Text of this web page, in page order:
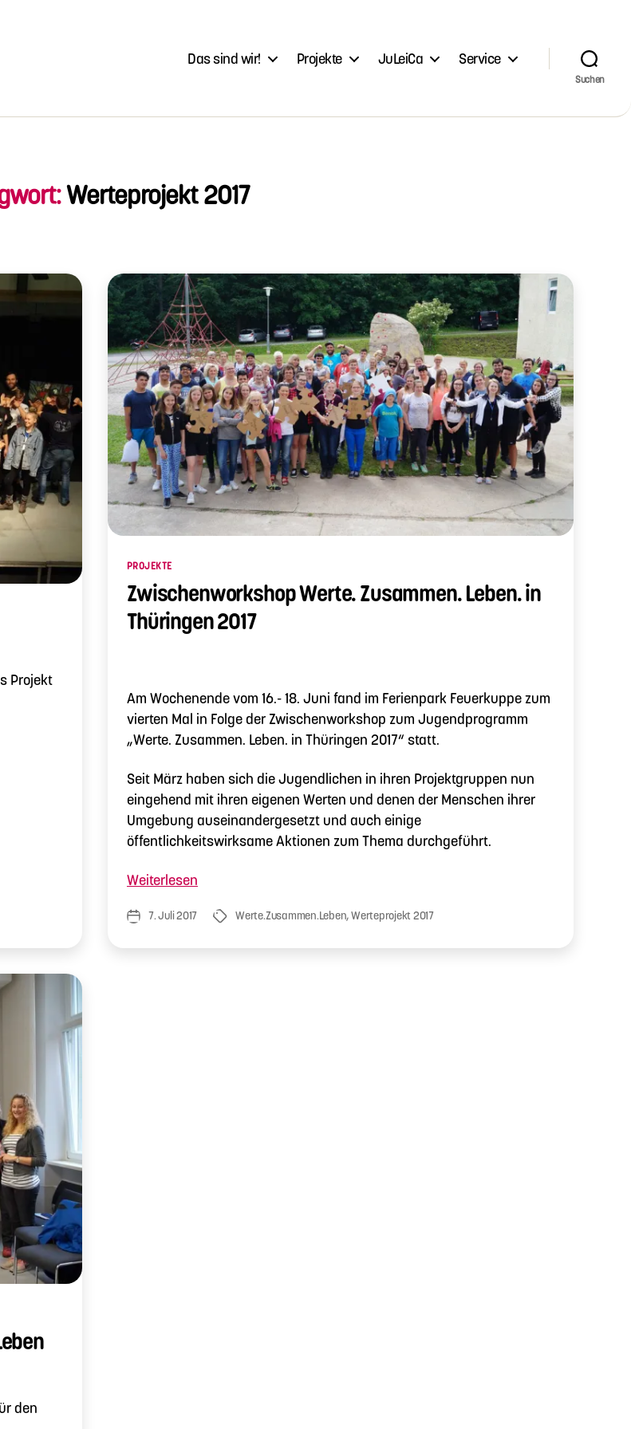
Das sind wir! Projekte JuLeiCa Service
Suchen
Werteprojekt 2017
Projekt
Kategorien
PROJEKTE
Zwischenworkshop Werte. Zusammen. Leben. in
Thüringen 2017
Am Wochenende vom 16.- 18. Juni fand im Ferienpark Feuerkuppe zum
vierten Mal in Folge der Zwischenworkshop zum Jugendprogramm
„Werte. Zusammen. Leben. in Thüringen 2017“ statt.
Seit März haben sich die Jugendlichen in ihren Projektgruppen nun
eingehend mit ihren eigenen Werten und denen der Menschen ihrer
Umgebung auseinandergesetzt und auch einige
öffentlichkeitswirksame Aktionen zum Thema durchgeführt.
Weiterlesen
Zusammen.
Leben.
Veröffentlichungsdatum
7. Juli 2017 Schlagwörter
Werte.Zusammen.Leben,Werteprojekt 2017
den